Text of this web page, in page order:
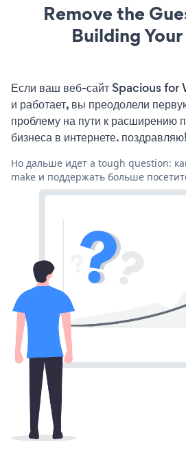
Remove the
Building
Если ваш веб-сайт Spacious for
и работает, вы преодолели
проблему на пути к расширению
бизнеса в интернете. поздравляю!
Но дальше идет a tough question:
make и поддержать больше